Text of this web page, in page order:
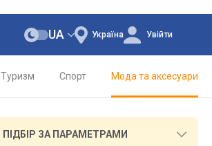
Україна
UA Увійти
Туризм Спорт Мода та аксесуари
ПІДБІР ЗА ПАРАМЕТРАМИ